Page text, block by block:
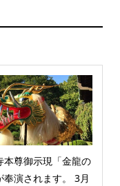
本尊御示現「金龍の
奉演されます。 3月